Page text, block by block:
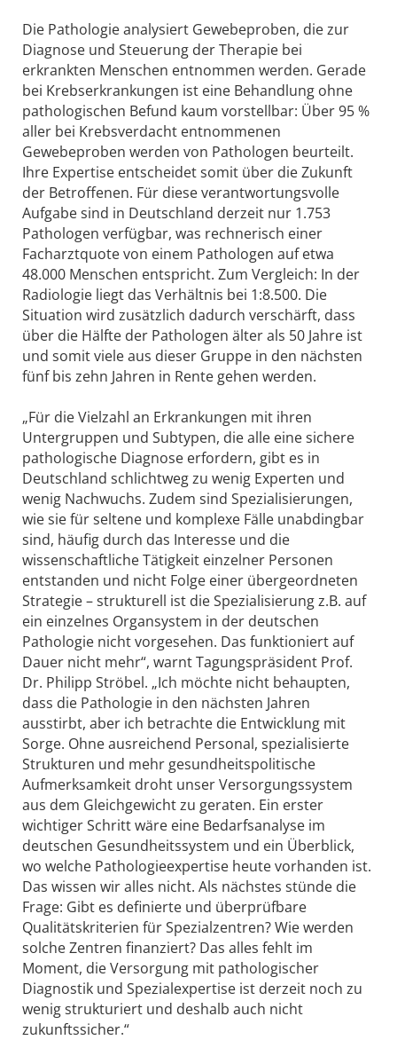
Die Pathologie analysiert Gewebeproben, die zur
Diagnose und Steuerung der Therapie bei
erkrankten Menschen entnommen werden. Gerade
bei Krebserkrankungen ist eine Behandlung ohne
pathologischen Befund kaum vorstellbar: Über 95 %
aller bei Krebsverdacht entnommenen
Gewebeproben werden von Pathologen beurteilt.
Ihre Expertise entscheidet somit über die Zukunft
der Betroffenen. Für diese verantwortungsvolle
Aufgabe sind in Deutschland derzeit nur 1.753
Pathologen verfügbar, was rechnerisch einer
Facharztquote von einem Pathologen auf etwa
48.000 Menschen entspricht. Zum Vergleich: In der
Radiologie liegt das Verhältnis bei 1:8.500. Die
Situation wird zusätzlich dadurch verschärft, dass
über die Hälfte der Pathologen älter als 50 Jahre ist
und somit viele aus dieser Gruppe in den nächsten
fünf bis zehn Jahren in Rente gehen werden.
„Für die Vielzahl an Erkrankungen mit ihren
Untergruppen und Subtypen, die alle eine sichere
pathologische Diagnose erfordern, gibt es in
Deutschland schlichtweg zu wenig Experten und
wenig Nachwuchs. Zudem sind Spezialisierungen,
wie sie für seltene und komplexe Fälle unabdingbar
sind, häufig durch das Interesse und die
wissenschaftliche Tätigkeit einzelner Personen
entstanden und nicht Folge einer übergeordneten
Strategie – strukturell ist die Spezialisierung z.B. auf
ein einzelnes Organsystem in der deutschen
Pathologie nicht vorgesehen. Das funktioniert auf
Dauer nicht mehr“, warnt Tagungspräsident Prof.
Dr. Philipp Ströbel. „Ich möchte nicht behaupten,
dass die Pathologie in den nächsten Jahren
ausstirbt, aber ich betrachte die Entwicklung mit
Sorge. Ohne ausreichend Personal, spezialisierte
Strukturen und mehr gesundheitspolitische
Aufmerksamkeit droht unser Versorgungssystem
aus dem Gleichgewicht zu geraten. Ein erster
wichtiger Schritt wäre eine Bedarfsanalyse im
deutschen Gesundheitssystem und ein Überblick,
wo welche Pathologieexpertise heute vorhanden ist.
Das wissen wir alles nicht. Als nächstes stünde die
Frage: Gibt es definierte und überprüfbare
Qualitätskriterien für Spezialzentren? Wie werden
solche Zentren finanziert? Das alles fehlt im
Moment, die Versorgung mit pathologischer
Diagnostik und Spezialexpertise ist derzeit noch zu
wenig strukturiert und deshalb auch nicht
zukunftssicher.“